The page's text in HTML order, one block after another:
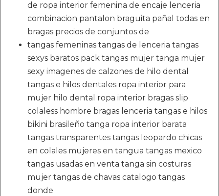
de ropa interior femenina de encaje lenceria
combinacion pantalon braguita pañal todas en
bragas precios de conjuntos de
tangas femeninas tangas de lenceria tangas
sexys baratos pack tangas mujer tanga mujer
sexy imagenes de calzones de hilo dental
tangas e hilos dentales ropa interior para
mujer hilo dental ropa interior bragas slip
colaless hombre bragas lenceria tangas e hilos
bikini brasileño tanga ropa interior barata
tangas transparentes tangas leopardo chicas
en colales mujeres en tangua tangas mexico
tangas usadas en venta tanga sin costuras
mujer tangas de chavas catalogo tangas
donde